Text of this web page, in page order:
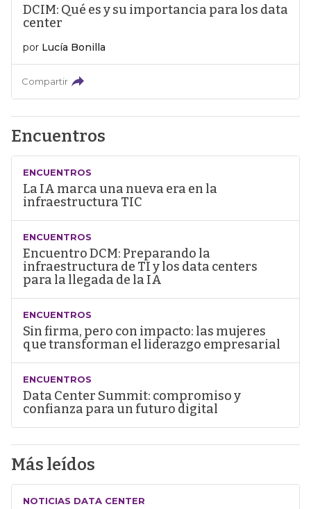
DCIM: Qué es y su importancia para los data
center
por Lucía Bonilla
Compartir
Encuentros
ENCUENTROS
La IA marca una nueva era en la
infraestructura TIC
ENCUENTROS
Encuentro DCM: Preparando la
infraestructura de TI y los data centers
para la llegada de la IA
ENCUENTROS
Sin firma, pero con impacto: las mujeres
que transforman el liderazgo empresarial
ENCUENTROS
Data Center Summit: compromiso y
confianza para un futuro digital
Más leídos
NOTICIAS DATA CENTER